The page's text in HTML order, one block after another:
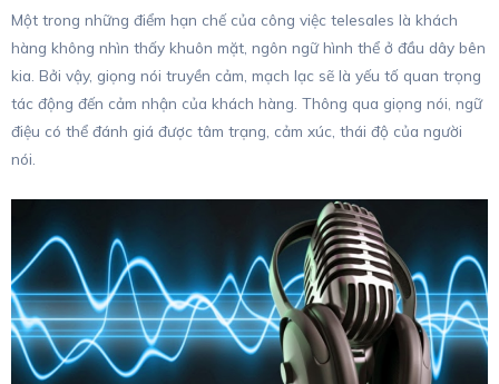
Một trong những điểm hạn chế của công việc telesales là khách
hàng không nhìn thấy khuôn mặt, ngôn ngữ hình thể ở đầu dây bên
kia. Bởi vậy, giọng nói truyền cảm, mạch lạc sẽ là yếu tố quan trọng
tác động đến cảm nhận của khách hàng. Thông qua giọng nói, ngữ
điệu có thể đánh giá được tâm trạng, cảm xúc, thái độ của người
nói.